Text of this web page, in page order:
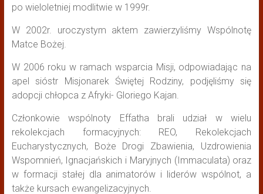
po wieloletniej modlitwie w 1999r.
W 2002r. uroczystym aktem zawierzyliśmy Wspólnotę
Matce Bożej.
W 2006 roku w ramach wsparcia Misji, odpowiadając na
apel sióstr Misjonarek Świętej Rodziny, podjęliśmy się
adopcji chłopca z Afryki- Gloriego Kajan.
Członkowie wspólnoty Effatha brali udział w wielu
rekolekcjach formacyjnych: REO, Rekolekcjach
Eucharystycznych, Boże Drogi Zbawienia, Uzdrowienia
Wspomnień, Ignacjańskich i Maryjnych (Immaculata) oraz
w formacji stałej dla animatorów i liderów wspólnot, a
także kursach ewangelizacyjnych.